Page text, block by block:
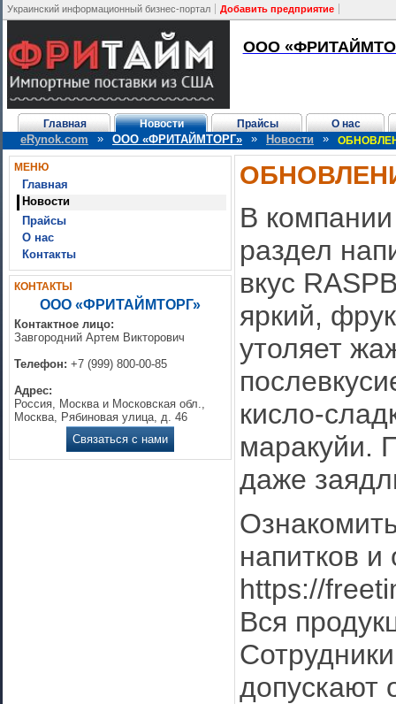
Украинский информационный бизнес-портал Добавить предприятие
ООО
Главная Новости Прайсы О нас
eRynok.com » ООО «ФРИТАЙМТОРГ» » Новости »
МЕНЮ
Главная
Новости
Прайсы
О нас
Контакты
КОНТАКТЫ
ООО «ФРИТАЙМТОРГ»
Контактное лицо:
Завгородний Артем Викторович
Телефон: +7 (999) 800-00-85
Адрес:
Россия, Москва и Московская обл.,
Москва, Рябиновая улица, д. 46
Связаться с нами
В
раздел
вкус
яркий,
утоляет
кисло-
маракуйи.
даже
напитков и
https://
Вся
допускают